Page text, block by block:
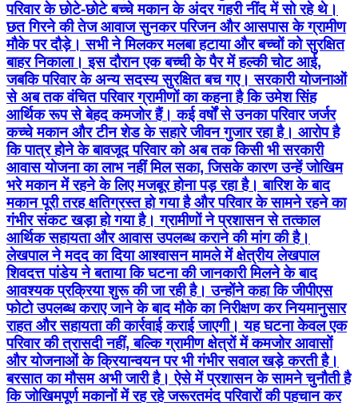
परिवार के छोटे-छोटे बच्चे मकान के अंदर गहरी नींद में सो रहे थे।
छत गिरने की तेज आवाज सुनकर परिजन और आसपास के ग्रामीण
मौके पर दौड़े। सभी ने मिलकर मलबा हटाया और बच्चों को सुरक्षित
बाहर निकाला। इस दौरान एक बच्ची के पैर में हल्की चोट आई,
जबकि परिवार के अन्य सदस्य सुरक्षित बच गए। सरकारी योजनाओं
से अब तक वंचित परिवार ग्रामीणों का कहना है कि उमेश सिंह
आर्थिक रूप से बेहद कमजोर हैं। कई वर्षों से उनका परिवार जर्जर
कच्चे मकान और टीन शेड के सहारे जीवन गुजार रहा है। आरोप है
कि पात्र होने के बावजूद परिवार को अब तक किसी भी सरकारी
आवास योजना का लाभ नहीं मिल सका, जिसके कारण उन्हें जोखिम
भरे मकान में रहने के लिए मजबूर होना पड़ रहा है। बारिश के बाद
मकान पूरी तरह क्षतिग्रस्त हो गया है और परिवार के सामने रहने का
गंभीर संकट खड़ा हो गया है। ग्रामीणों ने प्रशासन से तत्काल
आर्थिक सहायता और आवास उपलब्ध कराने की मांग की है।
लेखपाल ने मदद का दिया आश्वासन मामले में क्षेत्रीय लेखपाल
शिवदत्त पांडेय ने बताया कि घटना की जानकारी मिलने के बाद
आवश्यक प्रक्रिया शुरू की जा रही है। उन्होंने कहा कि जीपीएस
फोटो उपलब्ध कराए जाने के बाद मौके का निरीक्षण कर नियमानुसार
राहत और सहायता की कार्रवाई कराई जाएगी। यह घटना केवल एक
परिवार की त्रासदी नहीं, बल्कि ग्रामीण क्षेत्रों में कमजोर आवासों
और योजनाओं के क्रियान्वयन पर भी गंभीर सवाल खड़े करती है।
बरसात का मौसम अभी जारी है। ऐसे में प्रशासन के सामने चुनौती है
कि जोखिमपूर्ण मकानों में रह रहे जरूरतमंद परिवारों की पहचान कर